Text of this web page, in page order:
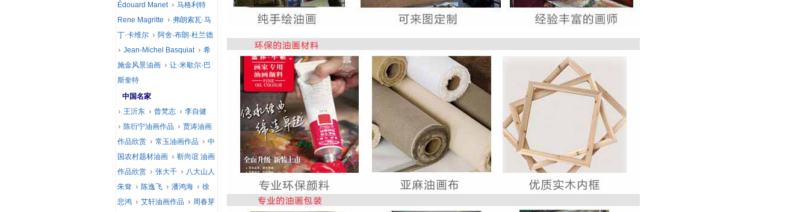
Édouard Manet
马格利特
Rene Magritte
弗朗索瓦·马
丁·卡维尔
阿舍·布朗·杜兰德
Jean-Michel Basquiat
希
施金风景油画
让·米歇尔·巴
斯奎特
中国名家
王沂东
曾梵志
李自健
陈衍宁油画作品
贾涛油画
作品欣赏
常玉油画作品
中
国农村题材油画
靳尚谊 油画
作品欣赏
张大千
八大山人
朱耷
陈逸飞 潘鸿海
徐
悲鸿
艾轩油画作品
周春芽